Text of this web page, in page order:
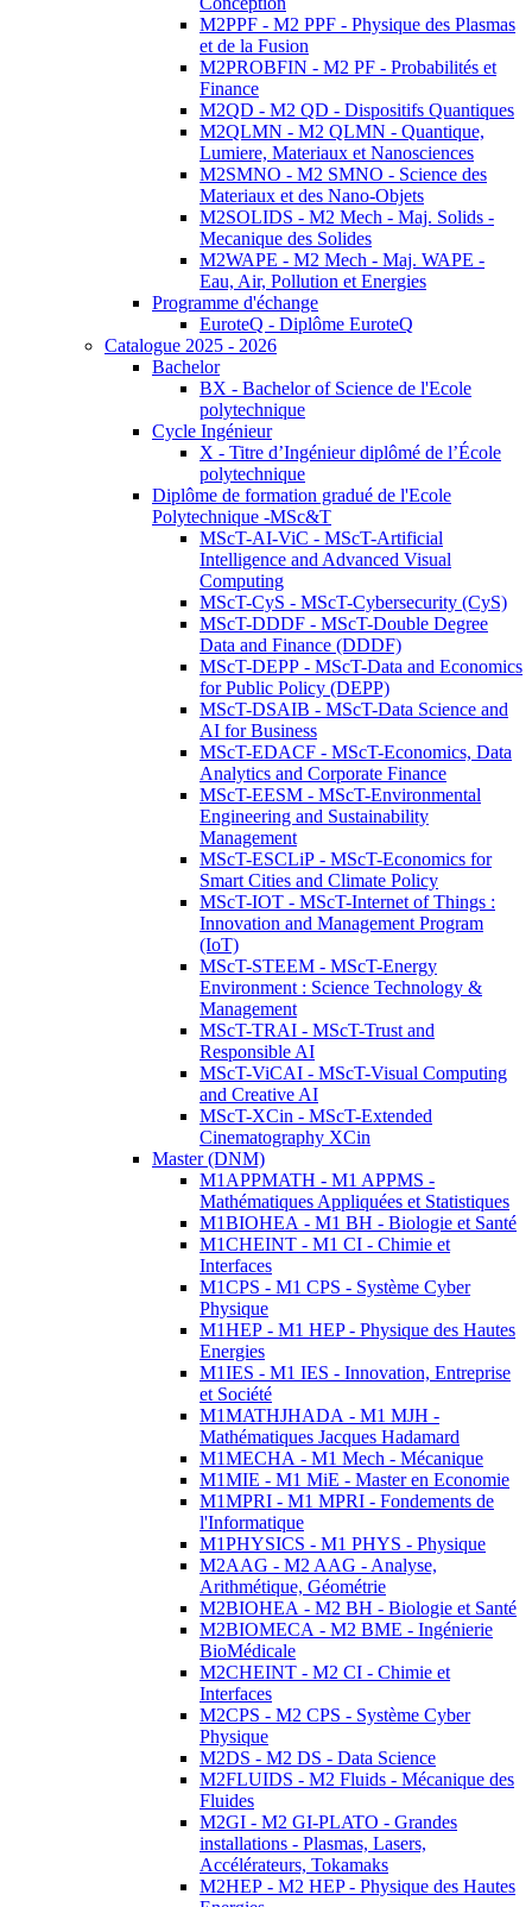
M2PPF - M2 PPF - Physique des Plasmas
et de la Fusion
M2PROBFIN - M2 PF - Probabilités et
Finance
M2QD - M2 QD - Dispositifs Quantiques
M2QLMN - M2 QLMN - Quantique,
Lumiere, Materiaux et Nanosciences
M2SMNO - M2 SMNO - Science des
Materiaux et des Nano-Objets
M2SOLIDS - M2 Mech - Maj. Solids -
Mecanique des Solides
M2WAPE - M2 Mech - Maj. WAPE -
Eau, Air, Pollution et Energies
Programme d'échange
EuroteQ - Diplôme EuroteQ
Catalogue 2025 - 2026
Bachelor
BX - Bachelor of Science de l'Ecole
polytechnique
Cycle Ingénieur
X - Titre d’Ingénieur diplômé de l’École
polytechnique
Diplôme de formation gradué de l'Ecole
Polytechnique -MSc&T
MScT-AI-ViC - MScT-Artificial
Intelligence and Advanced Visual
Computing
MScT-CyS - MScT-Cybersecurity (CyS)
MScT-DDDF - MScT-Double Degree
Data and Finance (DDDF)
MScT-DEPP - MScT-Data and Economics
for Public Policy (DEPP)
MScT-DSAIB - MScT-Data Science and
AI for Business
MScT-EDACF - MScT-Economics, Data
Analytics and Corporate Finance
MScT-EESM - MScT-Environmental
Engineering and Sustainability
Management
MScT-ESCLiP - MScT-Economics for
Smart Cities and Climate Policy
MScT-IOT - MScT-Internet of Things :
Innovation and Management Program
(IoT)
MScT-STEEM - MScT-Energy
Environment : Science Technology &
Management
MScT-TRAI - MScT-Trust and
Responsible AI
MScT-ViCAI - MScT-Visual Computing
and Creative AI
MScT-XCin - MScT-Extended
Cinematography XCin
Master (DNM)
M1APPMATH - M1 APPMS -
Mathématiques Appliquées et Statistiques
M1BIOHEA - M1 BH - Biologie et Santé
M1CHEINT - M1 CI - Chimie et
Interfaces
M1CPS - M1 CPS - Système Cyber
Physique
M1HEP - M1 HEP - Physique des Hautes
Energies
M1IES - M1 IES - Innovation, Entreprise
et Société
M1MATHJHADA - M1 MJH -
Mathématiques Jacques Hadamard
M1MECHA - M1 Mech - Mécanique
M1MIE - M1 MiE - Master en Economie
M1MPRI - M1 MPRI - Fondements de
l'Informatique
M1PHYSICS - M1 PHYS - Physique
M2AAG - M2 AAG - Analyse,
Arithmétique, Géométrie
M2BIOHEA - M2 BH - Biologie et Santé
M2BIOMECA - M2 BME - Ingénierie
BioMédicale
M2CHEINT - M2 CI - Chimie et
Interfaces
M2CPS - M2 CPS - Système Cyber
Physique
M2DS - M2 DS - Data Science
M2FLUIDS - M2 Fluids - Mécanique des
Fluides
M2GI - M2 GI-PLATO - Grandes
installations - Plasmas, Lasers,
Accélérateurs, Tokamaks
M2HEP - M2 HEP - Physique des Hautes